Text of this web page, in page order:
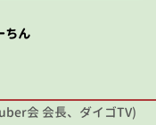
ちん
会 会長、ダイゴTV)